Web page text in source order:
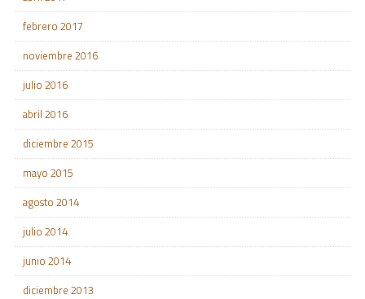
febrero 2017
noviembre 2016
julio 2016
abril 2016
diciembre 2015
mayo 2015
agosto 2014
julio 2014
junio 2014
diciembre 2013